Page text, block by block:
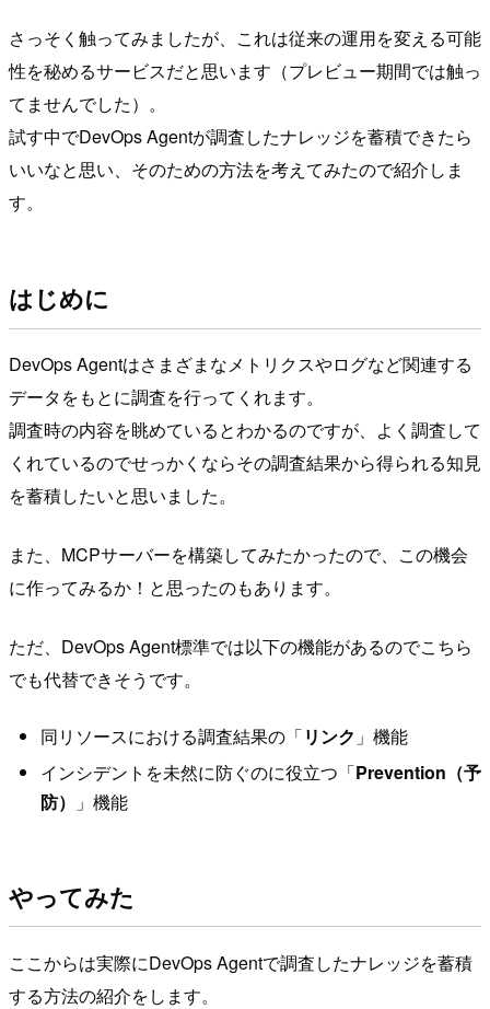
さっそく触ってみましたが、これは従来の運用を変える可能
性を秘めるサービスだと思います（プレビュー期間では触っ
てませんでした）。
試す中でDevOps Agentが調査したナレッジを蓄積できたら
いいなと思い、そのための方法を考えてみたので紹介しま
す。
はじめに
DevOps Agentはさまざまなメトリクスやログなど関連する
データをもとに調査を行ってくれます。
調査時の内容を眺めているとわかるのですが、よく調査して
くれているのでせっかくならその調査結果から得られる知見
を蓄積したいと思いました。
また、MCPサーバーを構築してみたかったので、この機会
に作ってみるか！と思ったのもあります。
ただ、DevOps Agent標準では以下の機能があるのでこちら
でも代替できそうです。
同リソースにおける調査結果の「リンク 」機能
インシデントを未然に防ぐのに役立つ「Prevention（予
防）
」機能
やってみた
ここからは実際にDevOps Agentで調査したナレッジを蓄積
する方法の紹介をします。